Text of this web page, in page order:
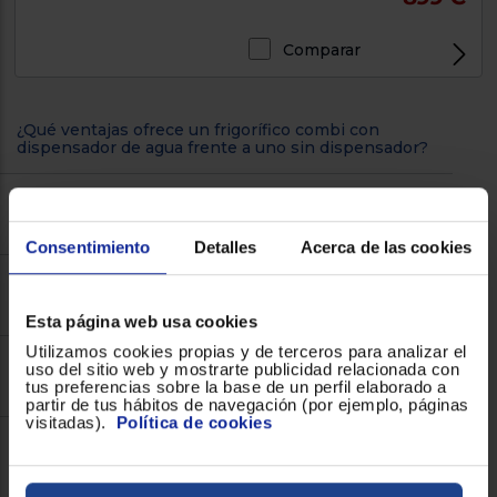
Consentimiento Detalles Acerca de las cookies
Esta página web usa cookies
Utilizamos cookies propias y de terceros para analizar el
uso del sitio web y mostrarte publicidad relacionada con
tus preferencias sobre la base de un perfil elaborado a
partir de tus hábitos de navegación (por ejemplo, páginas
visitadas). Política de cookies
Comparar
¿Qué ventajas ofrece un frigorífico combi con
dispensador de agua frente a uno sin dispensador?
frigorífico combi con dispensador?
en estos frigoríficos?
¿Los frigoríficos combi con dispensador tienen
mayor consumo energético?
agua?